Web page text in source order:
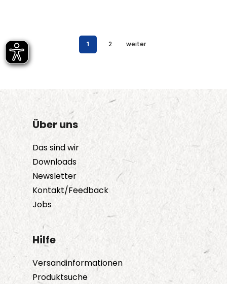
1 2 weiter
Über uns
Das sind wir
Downloads
Newsletter
Kontakt/Feedback
Jobs
Hilfe
Versandinformationen
Produktsuche